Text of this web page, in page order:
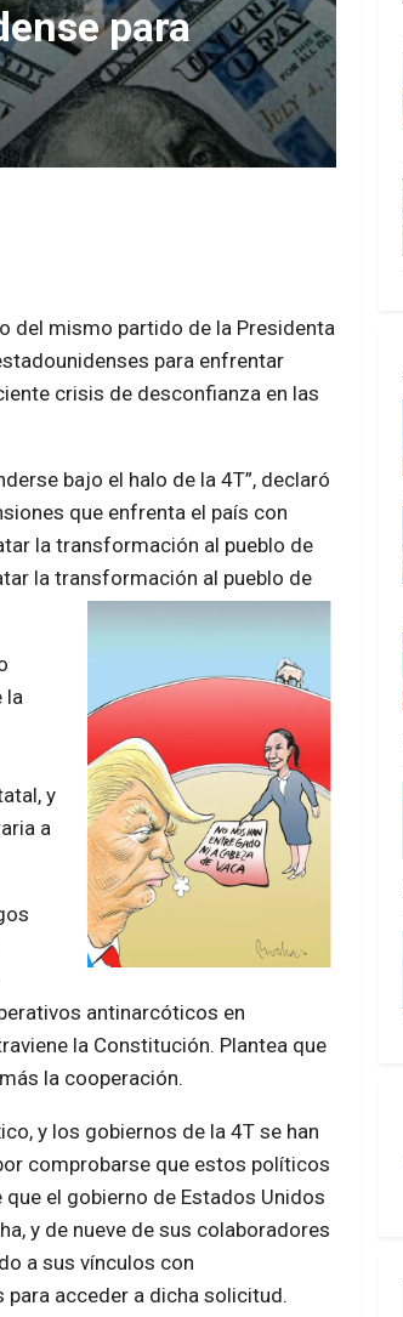
para
del mismo partido de la Presidenta
para enfrentar
crisis de desconfianza en las
bajo el halo de la 4T”, declaró
que enfrenta el país con
la transformación al pueblo de
la transformación al pueblo de
la
y
a
antinarcóticos en
la Constitución. Plantea que
la cooperación.
y los gobiernos de la 4T se han
comprobarse que estos políticos
el gobierno de Estados Unidos
y de nueve de sus colaboradores
a sus vínculos con
acceder a dicha solicitud.